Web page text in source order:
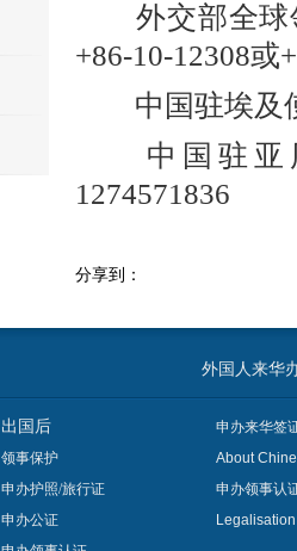
外交部全球领
+86-10-12308或
中国驻埃及使
中国驻亚历
1274571836
分享到：
外国人来华
出国后
领事保护
申办护照/旅行证
申办公证
申办来华签
About
申办领事认